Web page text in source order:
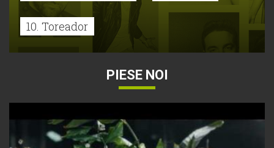
10. Toreador
PIESE NOI